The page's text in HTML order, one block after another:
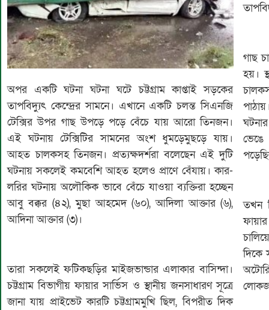
অপর একটি ঘটনা ঘটনা ঘটে চট্টগ্রাম কাপ্তাই সড়কের
তাপবিদ্যুৎ কেন্দ্রের সামনে। এখানে একটি চলন্ত সিএনজি
টেক্সির উপর গাছ উপড়ে পড়ে বেঁচে যায় আরো তিনজন।
এই ঘটনায় টেক্সিটির সামনের অংশ ধুমড়েমুছড়ে যায়।
আহত চালকসহ তিনজন। প্রত্যক্ষদর্শরা বলেছেন এই দুটি
ঘটনায় সকলেই কমবেশি আহত হলেও প্রাণে বেঁযায়। কার-
লরির ঘটনায় অলৌকিক ভাবে বেঁচে যাওয়া ব্যক্তিরা হচ্ছেন
আবু বক্কর (৪২), মুছা আহমেদ (৬০), আদিলা আক্তার (৬),
আদিনা আক্তার (৩)।
তারা সকলেই ফটিকছড়ির মাইজভান্ডার এলাকার বাসিন্দা।
চট্টগ্রাম বিভাগীয় ফায়ার সার্ভিস ও স্থানীয় জনসাধারণ সূত্রে
জানা যায় প্রাইভেট কারটি চট্টগ্রামমুখি ছিল, বিপরীত দিক
গাছ
হয়।
ভেঙে
তখন
দিকে